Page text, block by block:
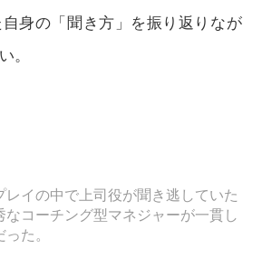
身の「聞き方」を振り返りなが
。
レイの中で上司役が聞き逃していた
なコーチング型マネジャーが一貫し
た。